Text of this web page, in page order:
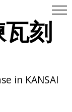
刻
in KANSAI